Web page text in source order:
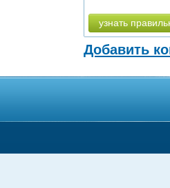
узнать
Добавить